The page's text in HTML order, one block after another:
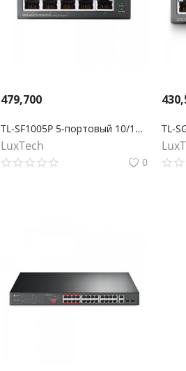
479,700
TL-SF1005P 5-портовый 10/100 Мбит/с настольный коммутатор с 4 портами PoE+
LuxTech
0